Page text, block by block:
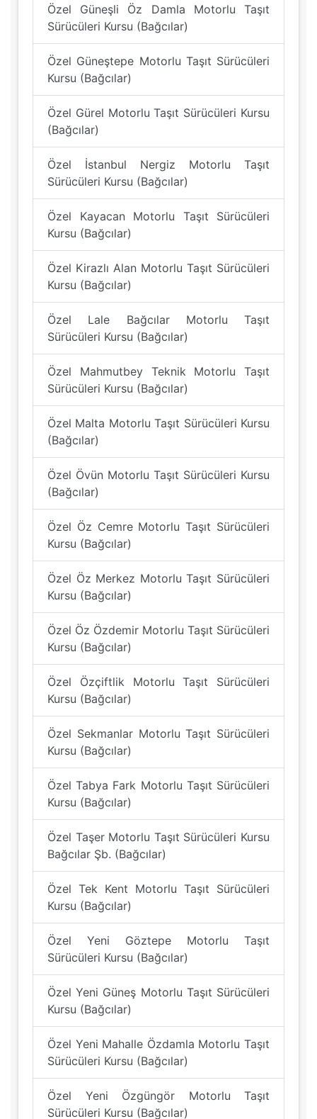
Özel Güneşli Öz Damla Motorlu Taşıt
Sürücüleri Kursu (Bağcılar)
Özel Güneştepe Motorlu Taşıt Sürücüleri
Kursu (Bağcılar)
Özel Gürel Motorlu Taşıt Sürücüleri Kursu
(Bağcılar)
Özel İstanbul Nergiz Motorlu Taşıt
Sürücüleri Kursu (Bağcılar)
Özel Kayacan Motorlu Taşıt Sürücüleri
Kursu (Bağcılar)
Özel Kirazlı Alan Motorlu Taşıt Sürücüleri
Kursu (Bağcılar)
Özel Lale Bağcılar Motorlu Taşıt
Sürücüleri Kursu (Bağcılar)
Özel Mahmutbey Teknik Motorlu Taşıt
Sürücüleri Kursu (Bağcılar)
Özel Malta Motorlu Taşıt Sürücüleri Kursu
(Bağcılar)
Özel Övün Motorlu Taşıt Sürücüleri Kursu
(Bağcılar)
Özel Öz Cemre Motorlu Taşıt Sürücüleri
Kursu (Bağcılar)
Özel Öz Merkez Motorlu Taşıt Sürücüleri
Kursu (Bağcılar)
Özel Öz Özdemir Motorlu Taşıt Sürücüleri
Kursu (Bağcılar)
Özel Özçiftlik Motorlu Taşıt Sürücüleri
Kursu (Bağcılar)
Özel Sekmanlar Motorlu Taşıt Sürücüleri
Kursu (Bağcılar)
Özel Tabya Fark Motorlu Taşıt Sürücüleri
Kursu (Bağcılar)
Özel Taşer Motorlu Taşıt Sürücüleri Kursu
Bağcılar Şb. (Bağcılar)
Özel Tek Kent Motorlu Taşıt Sürücüleri
Kursu (Bağcılar)
Özel Yeni Göztepe Motorlu Taşıt
Sürücüleri Kursu (Bağcılar)
Özel Yeni Güneş Motorlu Taşıt Sürücüleri
Kursu (Bağcılar)
Özel Yeni Mahalle Özdamla Motorlu Taşıt
Sürücüleri Kursu (Bağcılar)
Özel Yeni Özgüngör Motorlu Taşıt
Sürücüleri Kursu (Bağcılar)